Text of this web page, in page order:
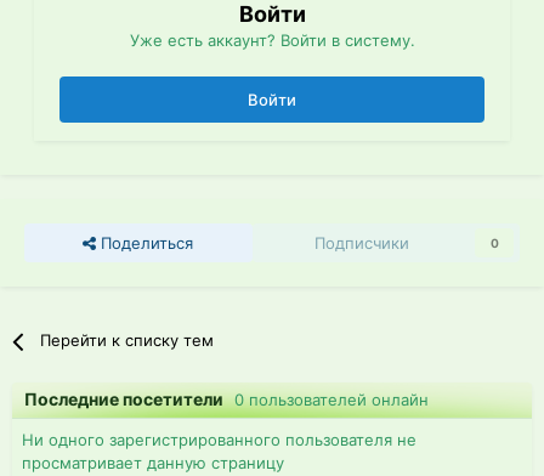
Войти
Уже есть аккаунт? Войти в систему.
Войти
Поделиться Подписчики 0
Перейти к списку тем
Последние посетители0 пользователей онлайн
Ни одного зарегистрированного пользователя не
просматривает данную страницу